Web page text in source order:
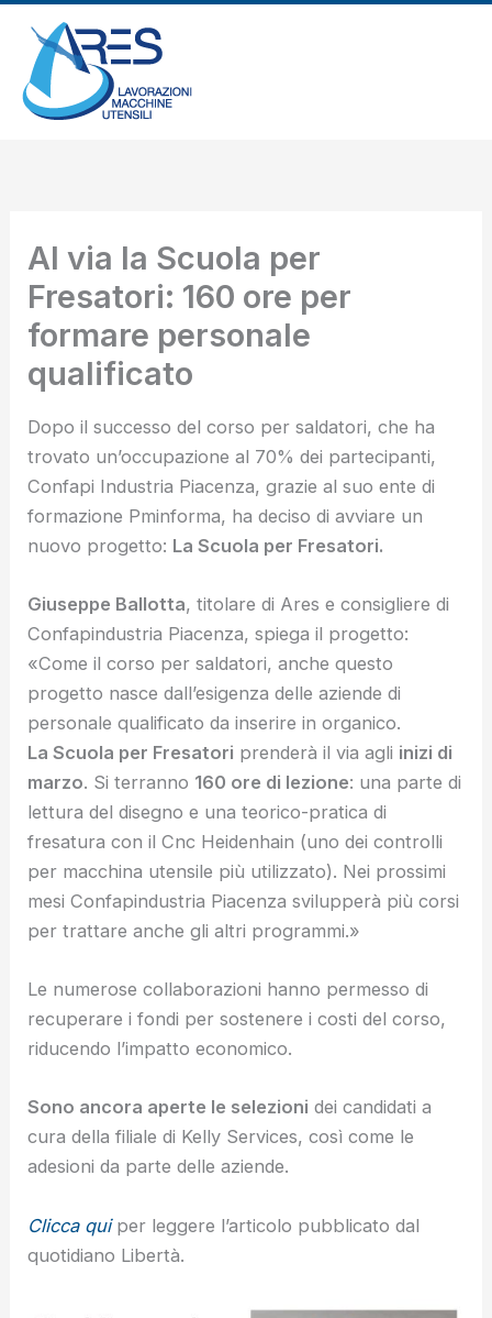
contenuto
Al via la Scuola per
Fresatori: 160 ore per
formare personale
qualificato
Dopo il successo del corso per saldatori, che ha
trovato un’occupazione al 70% dei partecipanti,
Confapi Industria Piacenza, grazie al suo ente di
formazione Pminforma, ha deciso di avviare un
nuovo progetto: La Scuola per Fresatori.
Giuseppe Ballotta, titolare di Ares e consigliere di
Confapindustria Piacenza, spiega il progetto:
«Come il corso per saldatori, anche questo
progetto nasce dall’esigenza delle aziende di
personale qualificato da inserire in organico.
La Scuola per Fresatori prenderà il via agli inizi di
marzo. Si terranno 160 ore di lezione: una parte di
lettura del disegno e una teorico-pratica di
fresatura con il Cnc Heidenhain (uno dei controlli
per macchina utensile più utilizzato). Nei prossimi
mesi Confapindustria Piacenza svilupperà più corsi
per trattare anche gli altri programmi.»
Le numerose collaborazioni hanno permesso di
recuperare i fondi per sostenere i costi del corso,
riducendo l’impatto economico.
Sono ancora aperte le selezioni dei candidati a
cura della filiale di Kelly Services, così come le
adesioni da parte delle aziende.
Clicca quiper leggere l’articolo pubblicato dal
quotidiano Libertà.